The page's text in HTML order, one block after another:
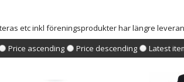
etc inkl föreningsprodukter har längre
Price ascending Price descending Latest